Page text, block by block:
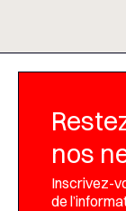
nos
Inscrivez-
de